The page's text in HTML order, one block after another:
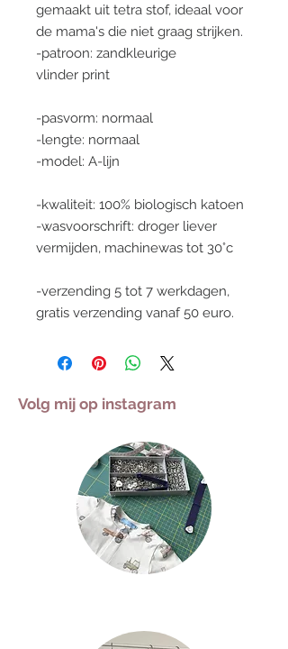
gemaakt uit tetra stof, ideaal voor
de mama's die niet graag strijken.
-patroon: zandkleurige
vlinder print
-pasvorm: normaal
-lengte: normaal
-model: A-lijn
-kwaliteit: 100% biologisch katoen
-wasvoorschrift: droger liever
vermijden, machinewas tot 30°c
-verzending 5 tot 7 werkdagen,
gratis verzending vanaf 50 euro.
Volg mij op instagram